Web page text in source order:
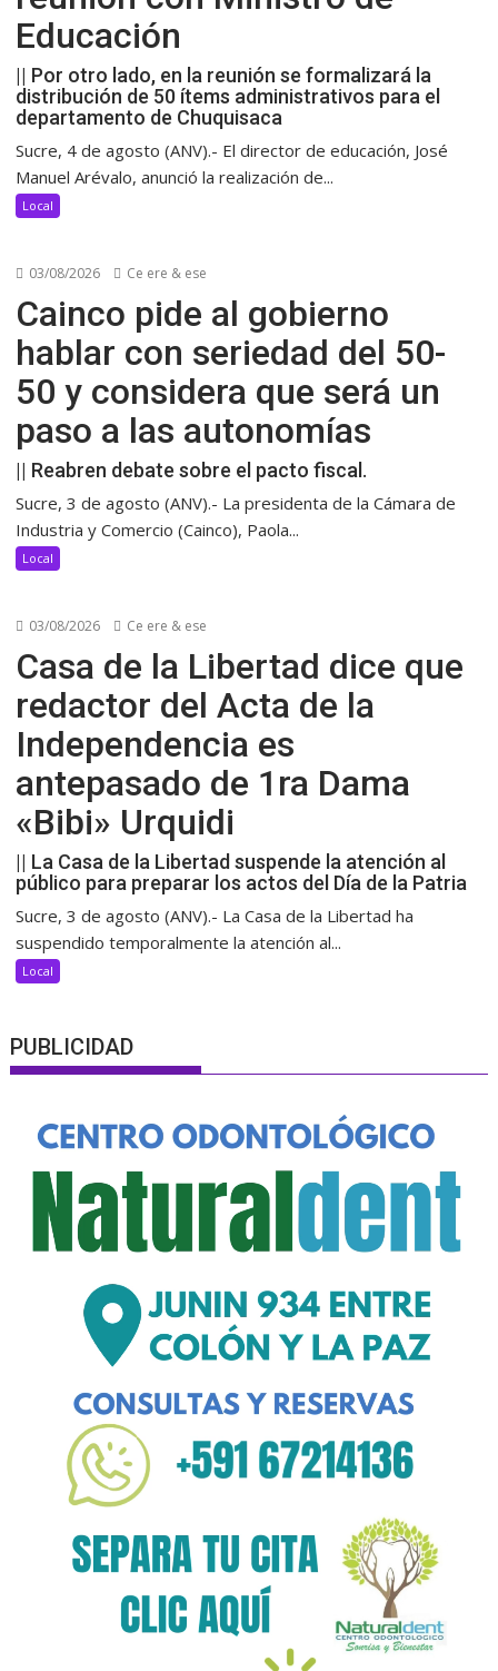
Educación
|| Por otro lado, en la reunión se formalizará la
distribución de 50 ítems administrativos para el
departamento de Chuquisaca
Sucre, 4 de agosto (ANV).- El director de educación, José
Manuel Arévalo, anunció la realización de...
Local
03/08/2026 Ce ere & ese
Cainco pide al gobierno
hablar con seriedad del 50-
50 y considera que será un
paso a las autonomías
|| Reabren debate sobre el pacto fiscal.
Sucre, 3 de agosto (ANV).- La presidenta de la Cámara de
Industria y Comercio (Cainco), Paola...
Local
03/08/2026 Ce ere & ese
Casa de la Libertad dice que
redactor del Acta de la
Independencia es
antepasado de 1ra Dama
«Bibi» Urquidi
|| La Casa de la Libertad suspende la atención al
público para preparar los actos del Día de la Patria
Sucre, 3 de agosto (ANV).- La Casa de la Libertad ha
suspendido temporalmente la atención al...
Local
PUBLICIDAD